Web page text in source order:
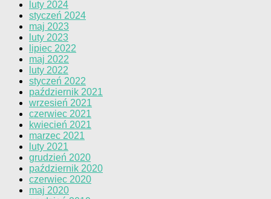
luty 2024
styczeń 2024
maj 2023
luty 2023
lipiec 2022
maj 2022
luty 2022
styczeń 2022
październik 2021
wrzesień 2021
czerwiec 2021
kwiecień 2021
marzec 2021
luty 2021
grudzień 2020
październik 2020
czerwiec 2020
maj 2020